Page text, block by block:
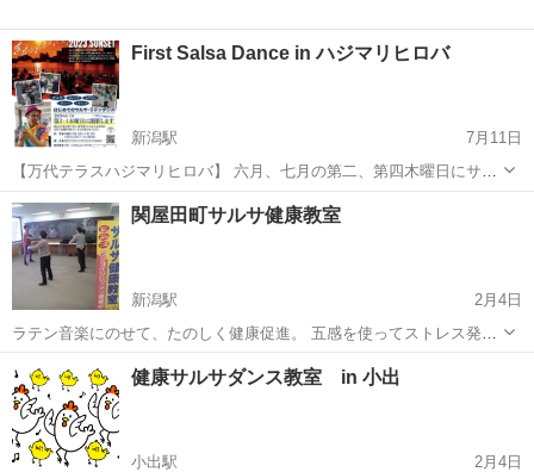
First Salsa Dance in ハジマリヒロバ
新潟駅
7月11日
【万代テラスハジマリヒロバ】 六月、七月の第二、第四木曜日にサル
サ教室開催です。 18:30〜19:30 参加費:一回1,000円（雨天中止） サル
サ、メレンゲ、レゲトン、サンバ、バチャータ、歌謡曲も。 仕事帰り
にいい汗...
新潟 新潟市 新潟駅 サルサダンス
関屋田町サルサ健康教室
新潟駅
2月4日
ラテン音楽にのせて、たのしく健康促進。 五感を使ってストレス発
散！脳トレ効果も？！ サルサ、マンボ、サンバ、チャチャチャ等。 ラ
テンのリズムで歩きましょう！！ ※車椅子や足の不自由な方は、座っ
たままでタオル体操がメイ...
新潟 新潟市 新潟駅 サルサダンス サルサ
健康サルサダンス教室 in 小出
小出駅
2月4日